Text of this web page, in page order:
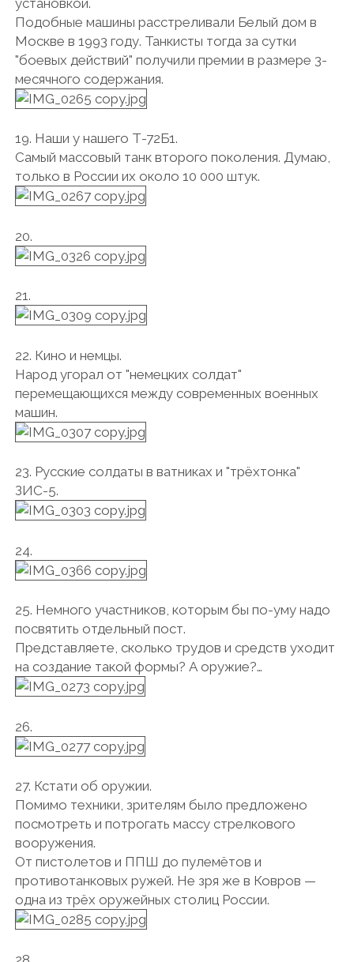
Подобные машины расстреливали Белый дом в
Москве в 1993 году. Танкисты тогда за сутки
"боевых действий" получили премии в размере 3-
месячного содержания.
19. Наши у нашего Т-72Б1.
Самый массовый танк второго поколения. Думаю,
только в России их около 10 000 штук.
20.
21.
22. Кино и немцы.
Народ угорал от "немецких солдат"
перемещающихся между современных военных
машин.
23. Русские солдаты в ватниках и "трёхтонка"
ЗИС-5.
24.
25. Немного участников, которым бы по-уму надо
посвятить отдельный пост.
Представляете, сколько трудов и средств уходит
на создание такой формы? А оружие?…
26.
27. Кстати об оружии.
Помимо техники, зрителям было предложено
посмотреть и потрогать массу стрелкового
вооружения.
От пистолетов и ППШ до пулемётов и
противотанковых ружей. Не зря же в Ковров —
одна из трёх оружейных столиц России.